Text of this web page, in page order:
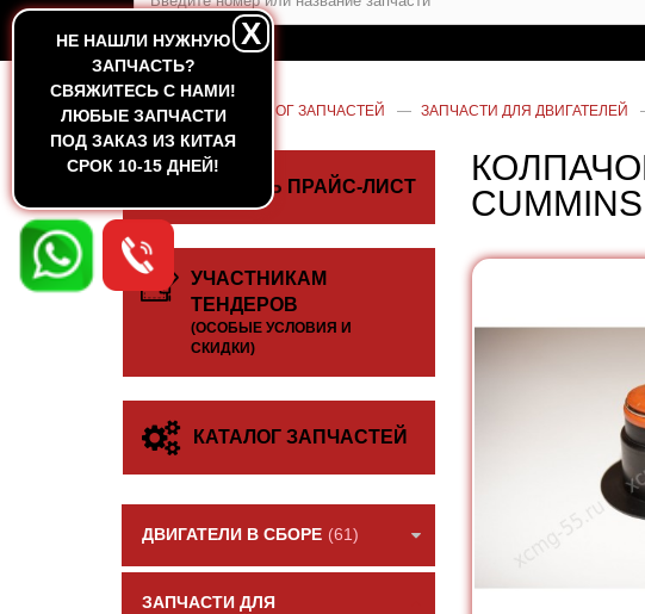
НЕ НАШЛИ НУЖНУЮ
ЗАПЧАСТЬ?
CВЯЖИТЕСЬ С НАМИ!
ЛЮБЫЕ ЗАПЧАСТИ
ПОД ЗАКАЗ ИЗ КИТАЯ
СРОК 10-15 ДНЕЙ!
X
ГЛАВНАЯ — КАТАЛОГ ЗАПЧАСТЕЙ — ЗАПЧАСТИ ДЛЯ ДВИГАТЕЛЕЙ
СКАЧАТЬ ПРАЙС-ЛИСТ
УЧАСТНИКАМ
ТЕНДЕРОВ
(ОСОБЫЕ УСЛОВИЯ И
СКИДКИ)
КАТАЛОГ ЗАПЧАСТЕЙ
ДВИГАТЕЛИ В СБОРЕ (61)
ЗАПЧАСТИ ДЛЯ